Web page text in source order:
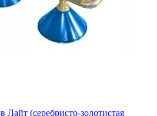
Лайт (серебристо-золотистая